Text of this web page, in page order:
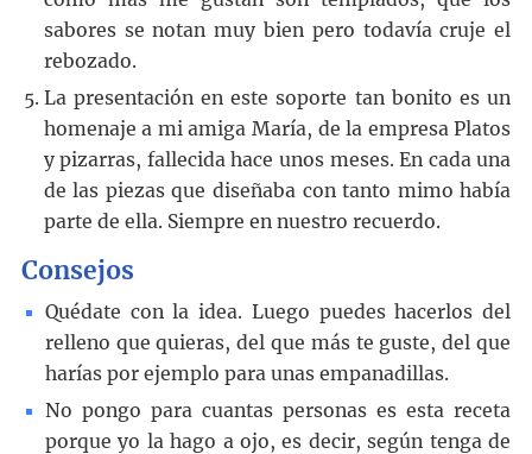
sabores se notan muy bien pero todavía cruje el
rebozado.
La presentación en este soporte tan bonito es un
homenaje a mi amiga María, de la empresa Platos
y pizarras, fallecida hace unos meses. En cada una
de las piezas que diseñaba con tanto mimo había
parte de ella. Siempre en nuestro recuerdo.
Consejos
Quédate con la idea. Luego puedes hacerlos del
relleno que quieras, del que más te guste, del que
harías por ejemplo para unas empanadillas.
No pongo para cuantas personas es esta receta
porque yo la hago a ojo, es decir, según tenga de